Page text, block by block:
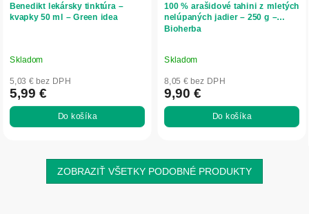
Benedikt lekársky tinktúra –
kvapky 50 ml – Green idea
Skladom
5,03 € bez DPH
5,99 €
Do košíka
100 % arašidové tahini z mletých
nelúpaných jadier – 250 g –
Bioherba
Skladom
8,05 € bez DPH
9,90 €
Do košíka
ZOBRAZIŤ VŠETKY PODOBNÉ PRODUKTY